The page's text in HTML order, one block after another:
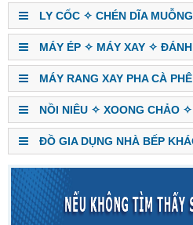
LY CỐC ✧ CHÉN DĨA MUỖNG
MÁY ÉP ✧ MÁY XAY ✧
MÁY RANG XAY PHA CÀ PHÊ
NỒI NIÊU ✧ XOONG CHẢO
ĐỒ GIA DỤNG NHÀ BẾP